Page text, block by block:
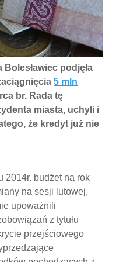
podjęła
5 mln
br. Rada tę
miasta, uchyli i
że kredyt już nie
2014r. budżet na rok
na sesji lutowej,
upoważnili
z tytułu
przejściowego